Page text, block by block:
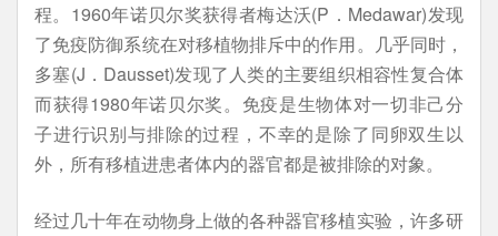
程。1960年诺贝尔奖获得者梅达沃(P．Medawar)发现
了免疫防御系统在对移植物排斥中的作用。几乎同时，
多塞(J．Dausset)发现了人类的主要组织相容性复合体
而获得1980年诺贝尔奖。免疫是生物体对一切非己分
子进行识别与排除的过程，不幸的是除了同卵双生以
外，所有移植进患者体内的器官都是被排除的对象。
经过几十年在动物身上做的各种器官移植实验，许多研